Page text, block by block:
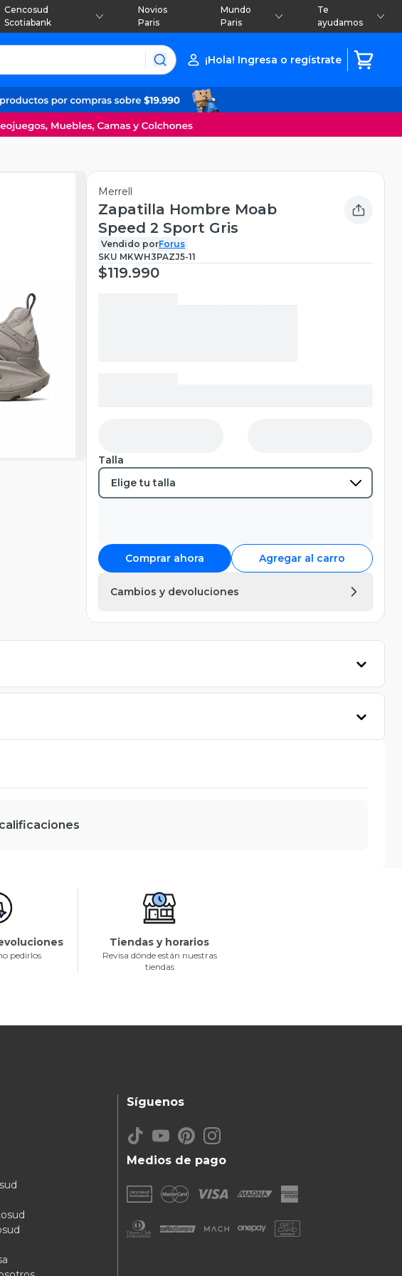
Cencosud
Scotiabank
Novios
Paris
Mundo
Paris
Te
ayudamos
¡Hola! Ingresa o regístrate
Merrell
Zapatilla Hombre Moab
Speed 2 Sport Gris
Vendido porForus
SKU MKWH3PAZJ5-11
$119.990
Talla
Comprar ahora Agregar al carro
Cambios y devoluciones
pedirlos
Tiendas y horarios
Revisa dónde están nuestras
tiendas
Medios de pago
Síguenos